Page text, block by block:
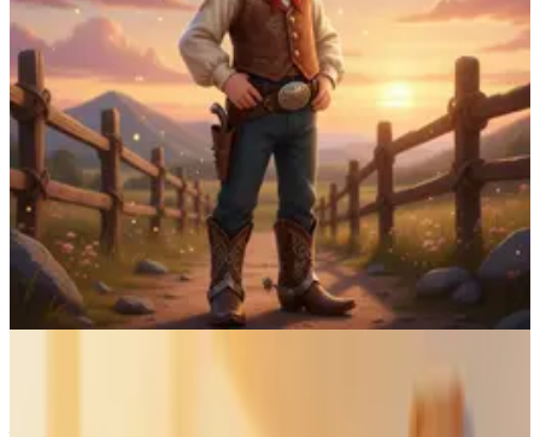
SuperhéroeMisión: salvar el barrio
Astronauta
Caballero
Mago
Detective
Ninja
Vaquero
Trailer Tutorial
No es otro cuento ilustrado.